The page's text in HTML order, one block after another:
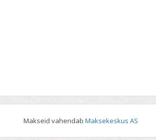
Makseid vahendabMaksekeskus AS